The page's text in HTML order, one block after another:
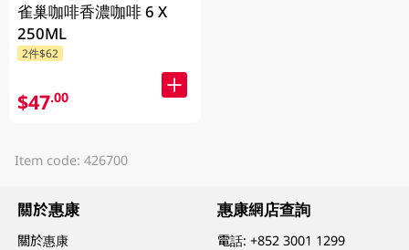
雀巢咖啡香濃咖啡 6 X
250ML
2件$62
$47.00
Item code: 426700
關於惠康
關於惠康
惠康網店查詢
電話:+852 3001 1299